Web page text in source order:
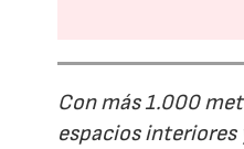
Con más 1.000
espacios interiores